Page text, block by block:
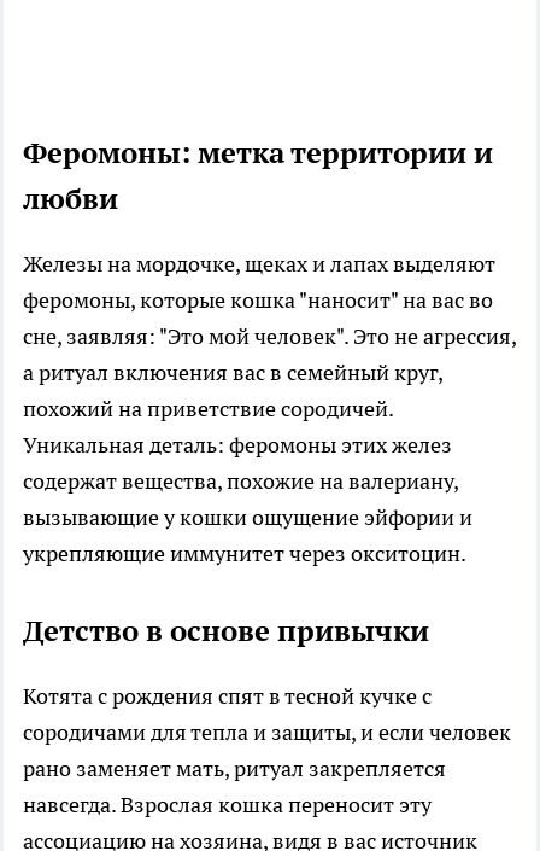
Феромоны: метка территории и
любви
Железы на мордочке, щеках и лапах выделяют
феромоны, которые кошка "наносит" на вас во
сне, заявляя: "Это мой человек". Это не агрессия,
а ритуал включения вас в семейный круг,
похожий на приветствие сородичей.
Уникальная деталь: феромоны этих желез
содержат вещества, похожие на валериану,
вызывающие у кошки ощущение эйфории и
укрепляющие иммунитет через окситоцин.
Детство в основе привычки
Котята с рождения спят в тесной кучке с
сородичами для тепла и защиты, и если человек
рано заменяет мать, ритуал закрепляется
навсегда. Взрослая кошка переносит эту
ассоциацию на хозяина, видя в вас источник